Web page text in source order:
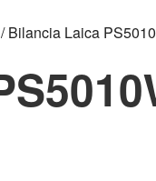
/Bilancia Laica